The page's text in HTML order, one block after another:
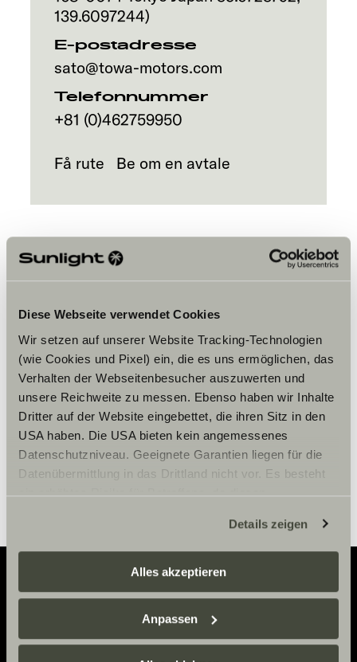
Diese Webseite verwendet Cookies
Wir setzen auf unserer Website Tracking-Technologien
(wie Cookies und Pixel) ein, die es uns ermöglichen, das
Verhalten der Webseitenbesucher auszuwerten und
unsere Reichweite zu messen. Ebenso haben wir Inhalte
Dritter auf der Website eingebettet, die ihren Sitz in den
USA haben. Die USA bieten kein angemessenes
Datenschutzniveau. Geeignete Garantien liegen für die
Datenübermittlung in das Drittland nicht vor. Es besteht
ein erhöhtes Risiko für Betroffene, da diesen
zustehen. Eingesetzte Dienstleister können Daten für
eigene Zwecke verarbeiten und mit anderen Daten
zusammenführen. Weitere Informationen finden Sie hier:
Datenschutzerklärung
einzelne Cookies/Dienste in den Einstellungen aus,
erteilen Sie uns Ihre Einwilligung zur Verarbeitung Ihrer
Details zeigen
Alles akzeptieren
Anpassen
139.6097244)
E-postadresse
sato@towa-motors.com
Telefonnummer
+81 (0)462759950
Få rute Be om en avtale
Vennligst aksepter
markedsføringscookies for å se
innholdet.
Innstillinger for cookies
Adventure
Now.